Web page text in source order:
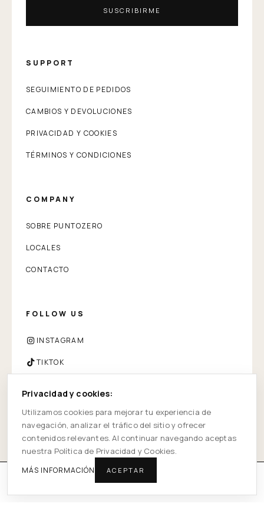
SUSCRIBIRME
SUPPORT
SEGUIMIENTO DE PEDIDOS
CAMBIOS Y DEVOLUCIONES
PRIVACIDAD Y COOKIES
TÉRMINOS Y CONDICIONES
COMPANY
SOBRE PUNTOZERO
LOCALES
CONTACTO
FOLLOW US
INSTAGRAM
TIKTOK
© 2026 PUNTOZERO — ALL RIGHTS RESERVED
Privacidad y cookies:
Utilizamos cookies para mejorar tu experiencia de
navegación, analizar el tráfico del sitio y ofrecer
contenidos relevantes. Al continuar navegando aceptas
nuestra Política de Privacidad y Cookies.
MÁS INFORMACIÓN ACEPTAR